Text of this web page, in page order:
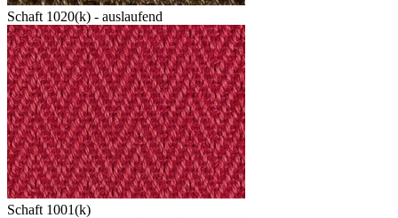
Schaft 1020(k) - auslaufend
Schaft 1001(k)